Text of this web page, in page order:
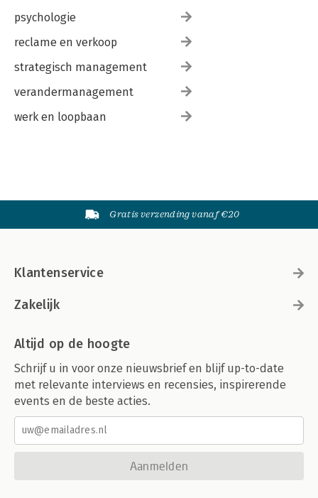
psychologie
reclame en verkoop
strategisch management
verandermanagement
werk en loopbaan
Gratis verzending vanaf €20
Klantenservice
Zakelijk
Altijd op de hoogte
Schrijf u in voor onze nieuwsbrief en blijf up-to-date
met relevante interviews en recensies, inspirerende
events en de beste acties.
Aanmelden